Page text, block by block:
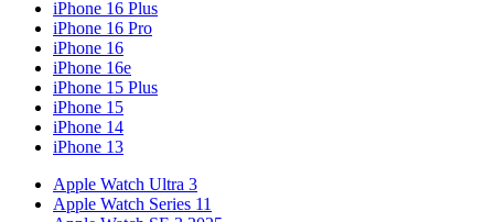
iPhone 16 Plus
iPhone 16 Pro
iPhone 16
iPhone 16e
iPhone 15 Plus
iPhone 15
iPhone 14
iPhone 13
Apple Watch Ultra 3
Apple Watch Series 11